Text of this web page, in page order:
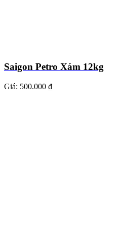
Saigon Petro Xám 12kg
Giá: 500.000 ₫